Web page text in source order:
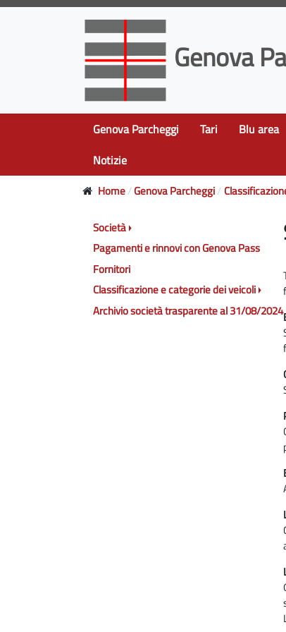
Genova
Genova Parcheggi Tari Blu area
Notizie
Home Genova Parcheggi
Società
Pagamenti e rinnovi con Genova Pass
Fornitori
Classificazione e categorie dei veicoli
Archivio società trasparente al 31/08/2024